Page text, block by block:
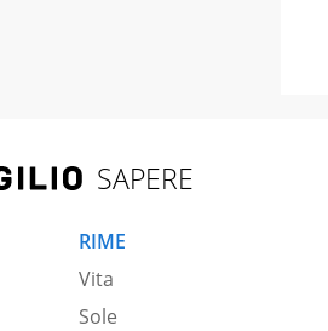
SAPERE
RIME
Vita
Sole